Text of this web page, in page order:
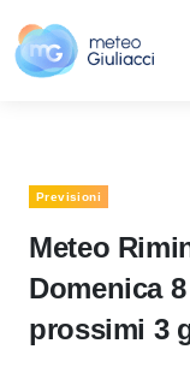
Previsioni
Meteo
Domenica
prossimi 3